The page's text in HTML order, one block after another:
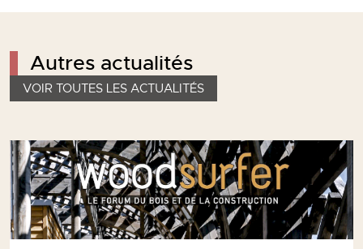
Autres actualités
VOIR TOUTES LES ACTUALITÉS